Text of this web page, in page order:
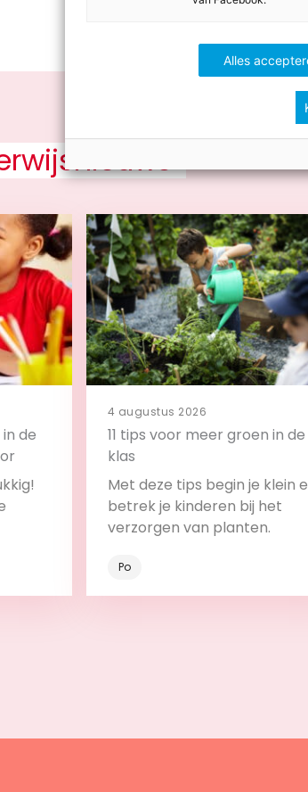
de
4 augustus 2026
11 tips voor meer groen in de
klas
Met deze tips begin je klein
betrek je kinderen bij het
verzorgen van planten.
Po
Alles